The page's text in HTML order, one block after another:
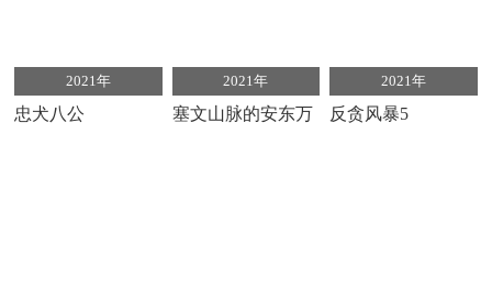
2021年
忠犬八公
2021年
塞文山脉的安东万
2021年
反贪风暴5